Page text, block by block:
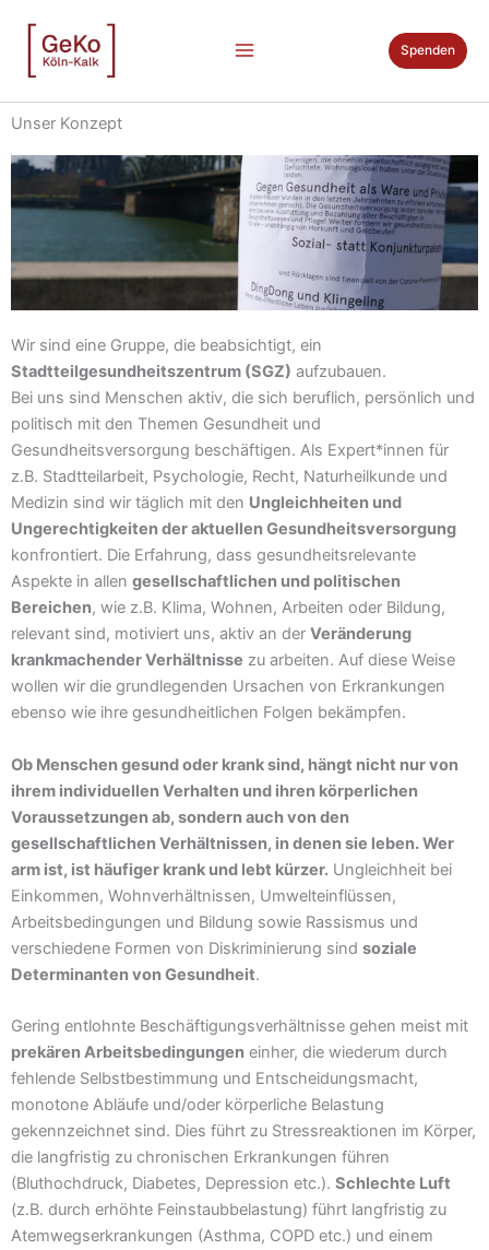
springen
Spenden
Unser Konzept
Wir sind eine Gruppe, die beabsichtigt, ein
Stadtteilgesundheitszentrum (SGZ) aufzubauen.
Bei uns sind Menschen aktiv, die sich beruflich, persönlich und
politisch mit den Themen Gesundheit und
Gesundheitsversorgung beschäftigen. Als Expert*innen für
z.B. Stadtteilarbeit, Psychologie, Recht, Naturheilkunde und
Medizin sind wir täglich mit den Ungleichheiten und
Ungerechtigkeiten der aktuellen Gesundheitsversorgung
konfrontiert. Die Erfahrung, dass gesundheitsrelevante
Aspekte in allen gesellschaftlichen und politischen
Bereichen, wie z.B. Klima, Wohnen, Arbeiten oder Bildung,
relevant sind, motiviert uns, aktiv an der Veränderung
krankmachender Verhältnisse zu arbeiten. Auf diese Weise
wollen wir die grundlegenden Ursachen von Erkrankungen
ebenso wie ihre gesundheitlichen Folgen bekämpfen.
Ob Menschen gesund oder krank sind, hängt nicht nur von
ihrem individuellen Verhalten und ihren körperlichen
Voraussetzungen ab, sondern auch von den
gesellschaftlichen Verhältnissen, in denen sie leben. Wer
arm ist, ist häufiger krank und lebt kürzer. Ungleichheit bei
Einkommen, Wohnverhältnissen, Umwelteinflüssen,
Arbeitsbedingungen und Bildung sowie Rassismus und
verschiedene Formen von Diskriminierung sind soziale
Determinanten von Gesundheit.
Gering entlohnte Beschäftigungsverhältnisse gehen meist mit
prekären Arbeitsbedingungen einher, die wiederum durch
fehlende Selbstbestimmung und Entscheidungsmacht,
monotone Abläufe und/oder körperliche Belastung
gekennzeichnet sind. Dies führt zu Stressreaktionen im Körper,
die langfristig zu chronischen Erkrankungen führen
(Bluthochdruck, Diabetes, Depression etc.). Schlechte Luft
(z.B. durch erhöhte Feinstaubbelastung) führt langfristig zu
Atemwegserkrankungen (Asthma, COPD etc.) und einem